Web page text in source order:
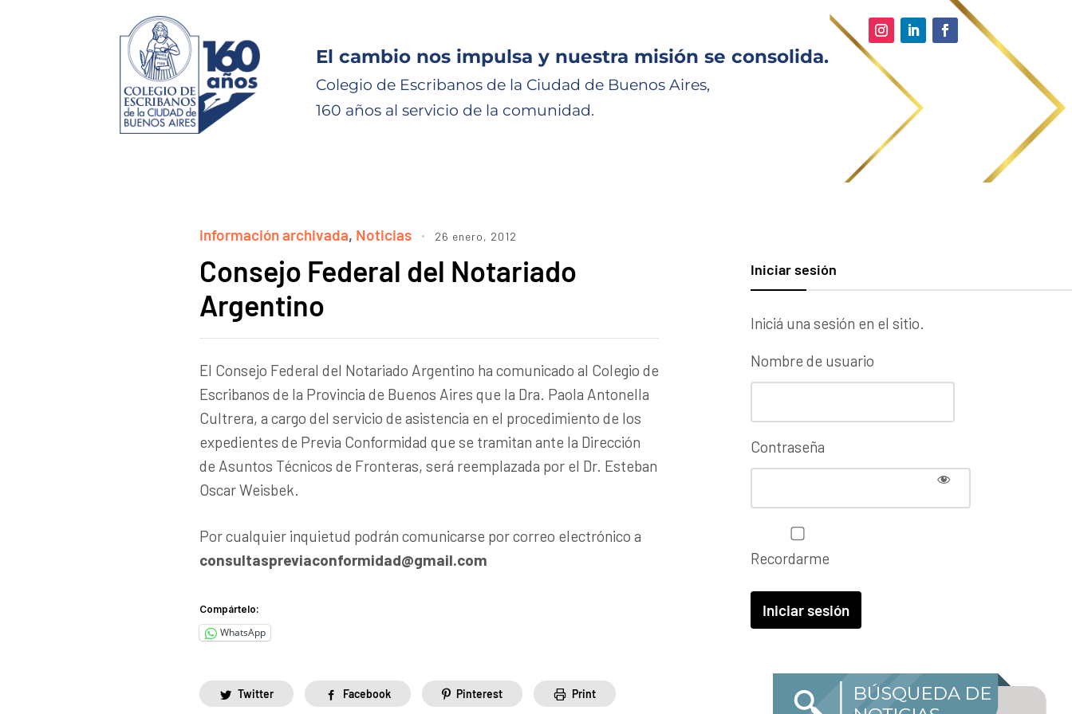
El cambio nos impulsa y nuestra misión se consolida.
Colegio de Escribanos de la Ciudad de Buenos Aires,
160 años al servicio de la comunidad.
información archivada, Noticias 26 enero, 2012
Consejo Federal del Notariado
Argentino
El Consejo Federal del Notariado Argentino ha comunicado al Colegio de
Escribanos de la Provincia de Buenos Aires que la Dra. Paola Antonella
Cultrera, a cargo del servicio de asistencia en el procedimiento de los
expedientes de Previa Conformidad que se tramitan ante la Dirección
de Asuntos Técnicos de Fronteras, será reemplazada por el Dr. Esteban
Oscar Weisbek.
Por cualquier inquietud podrán comunicarse por correo electrónico a
consultaspreviaconformidad@gmail.com
Compártelo:
WhatsApp
Twitter Facebook Pinterest Print
Iniciar sesión
Iniciá una sesión en el sitio.
Nombre de usuario
Contraseña
Recordarme